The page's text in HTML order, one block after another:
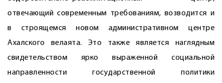
отвечающий современным требованиям, возводится и
в строя­щемся новом административном центре
Ахалского велаята. Это также является наглядным
свидетельством ярко выраженной социальной
направленности государственной политики